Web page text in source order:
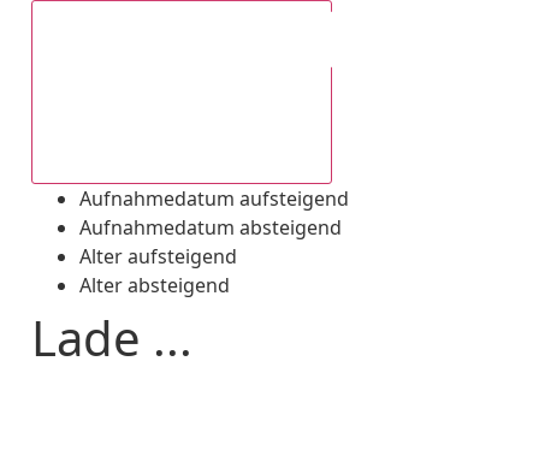
Aufnahmedatum aufsteigend
Aufnahmedatum absteigend
Alter aufsteigend
Alter absteigend
Lade ...